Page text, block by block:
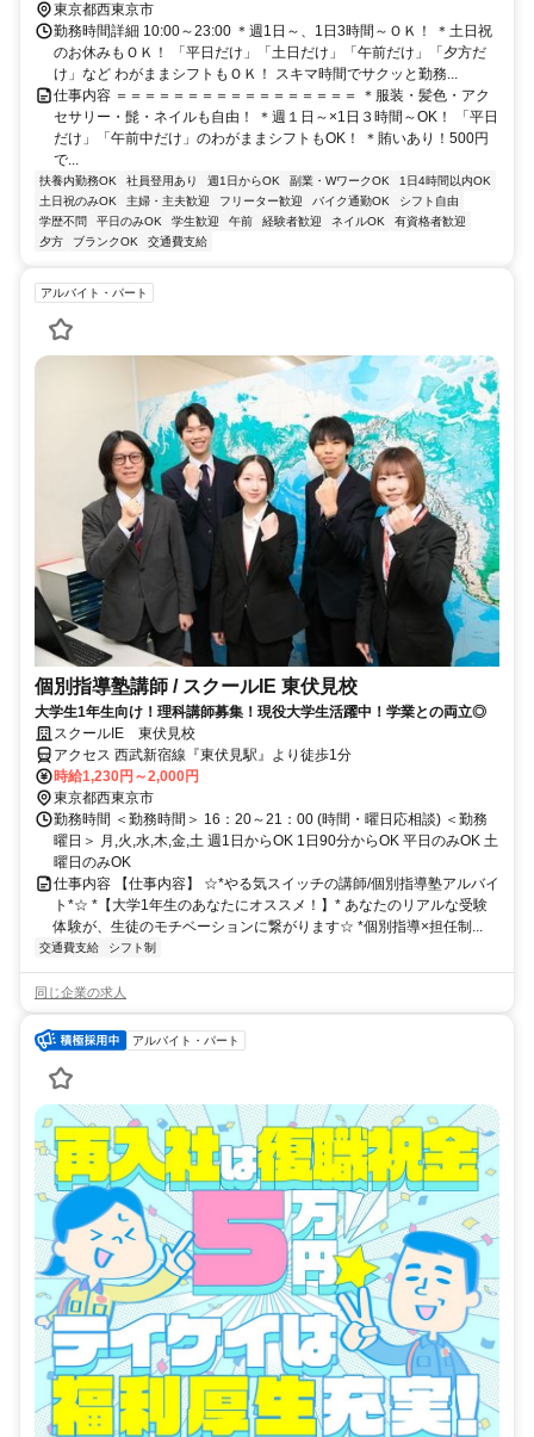
自由◆正社員登用あり
東京都西東京市
勤務時間詳細 10:00～23:00 ＊週1日～、1日3時間～ＯＫ！ ＊土日祝
のお休みもＯＫ！ 「平日だけ」「土日だけ」「午前だけ」「夕方だ
け」など わがままシフトもＯＫ！ スキマ時間でサクッと勤務...
仕事内容 ＝＝＝＝＝＝＝＝＝＝＝＝＝＝＝＝＝ ＊服装・髪色・アク
セサリー・髭・ネイルも自由！ ＊週１日～×1日３時間～OK！ 「平日
だけ」「午前中だけ」のわがままシフトもOK！ ＊賄いあり！500円
で...
扶養内勤務OK 社員登用あり 週1日からOK 副業・WワークOK
1日4時間以内OK
土日祝のみOK
主婦・主夫歓迎 フリーター歓迎 バイク通勤OK
シフト自由
学歴不問
平日のみOK 学生歓迎 午前 経験者歓迎 ネイルOK
有資格者歓迎
夕方
ブランクOK 交通費支給
アルバイト・パート
個別指導塾講師 / スクールIE 東伏見校
大学生1年生向け！理科講師募集！現役大学生活躍中！学業との両立◎
スクールIE 東伏見校
アクセス 西武新宿線『東伏見駅』より徒歩1分
時給1,230円～2,000円
東京都西東京市
勤務時間 ＜勤務時間＞ 16：20～21：00 (時間・曜日応相談) ＜勤務
曜日＞ 月,火,水,木,金,土 週1日からOK 1日90分からOK 平日のみOK 土
曜日のみOK
仕事内容 【仕事内容】 ☆*やる気スイッチの講師/個別指導塾アルバイ
ト*☆ *【大学1年生のあなたにオススメ！】* あなたのリアルな受験
体験が、生徒のモチベーションに繋がります☆ *個別指導×担任制...
交通費支給 シフト制
同じ企業の求人
アルバイト・パート